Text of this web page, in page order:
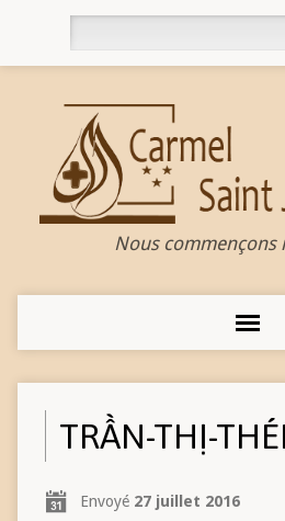
Nous commençons
TRẦN-THỊ-
Envoyé 27 juillet 2016